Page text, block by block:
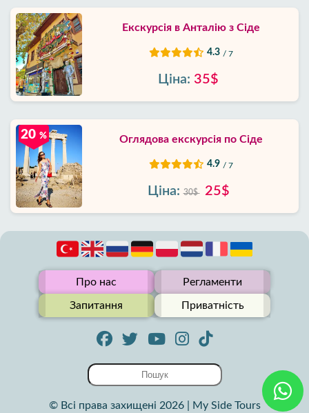
Екскурсія в Анталію з Сіде
4.3 / 7
Ціна: 35$
20 % Оглядова екскурсія по Сіде
4.9 / 7
Ціна: 30$ 25$
Про нас Регламенти
Запитання Приватність
© Всі права захищені 2026 | My Side Tours